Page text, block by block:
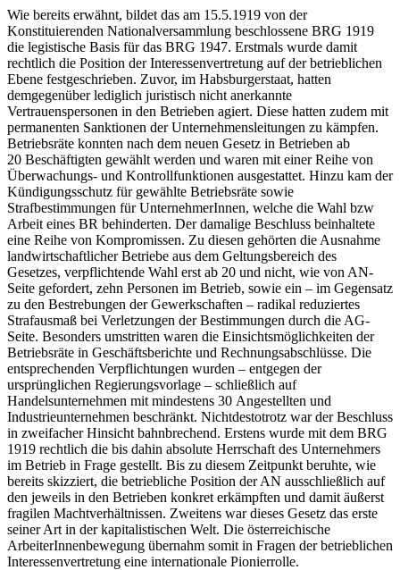
Wie bereits erwähnt, bildet das am 15.5.1919 von der
Konstituierenden Nationalversammlung beschlossene BRG 1919
die legistische Basis für das BRG 1947. Erstmals wurde damit
rechtlich die Position der Interessenvertretung auf der betrieblichen
Ebene festgeschrieben. Zuvor, im Habsburgerstaat, hatten
demgegenüber lediglich juristisch nicht anerkannte
Vertrauenspersonen in den Betrieben agiert. Diese hatten zudem mit
permanenten Sanktionen der Unternehmensleitungen zu kämpfen.
Betriebsräte konnten nach dem neuen Gesetz in Betrieben ab
20 Beschäftigten gewählt werden und waren mit einer Reihe von
Überwachungs- und Kontrollfunktionen ausgestattet. Hinzu kam der
Kündigungsschutz für gewählte Betriebsräte sowie
Strafbestimmungen für UnternehmerInnen, welche die Wahl bzw
Arbeit eines BR behinderten. Der damalige Beschluss beinhaltete
eine Reihe von Kompromissen. Zu diesen gehörten die Ausnahme
landwirtschaftlicher Betriebe aus dem Geltungsbereich des
Gesetzes, verpflichtende Wahl erst ab 20 und nicht, wie von AN-
Seite gefordert, zehn Personen im Betrieb, sowie ein – im Gegensatz
zu den Bestrebungen der Gewerkschaften – radikal reduziertes
Strafausmaß bei Verletzungen der Bestimmungen durch die AG-
Seite. Besonders umstritten waren die Einsichtsmöglichkeiten der
Betriebsräte in Geschäftsberichte und Rechnungsabschlüsse. Die
entsprechenden Verpflichtungen wurden – entgegen der
ursprünglichen Regierungsvorlage – schließlich auf
Handelsunternehmen mit mindestens 30 Angestellten und
Industrieunternehmen beschränkt. Nichtdestotrotz war der Beschluss
in zweifacher Hinsicht bahnbrechend. Erstens wurde mit dem BRG
1919 rechtlich die bis dahin absolute Herrschaft des Unternehmers
im Betrieb in Frage gestellt. Bis zu diesem Zeitpunkt beruhte, wie
bereits skizziert, die betriebliche Position der AN ausschließlich auf
den jeweils in den Betrieben konkret erkämpften und damit äußerst
fragilen Machtverhältnissen. Zweitens war dieses Gesetz das erste
seiner Art in der kapitalistischen Welt. Die österreichische
ArbeiterInnenbewegung übernahm somit in Fragen der betrieblichen
Interessenvertretung eine internationale Pionierrolle.